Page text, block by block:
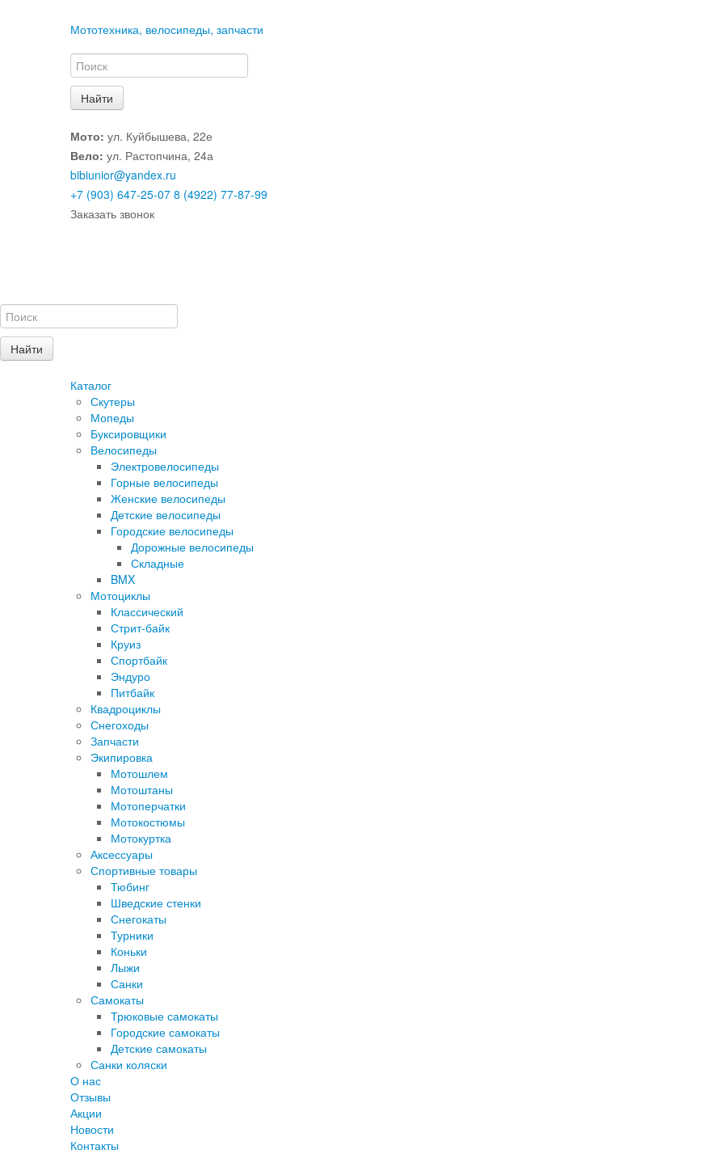
Мототехника, велосипеды, запчасти
Мото: ул. Куйбышева, 22е
Вело: ул. Растопчина, 24а
bibiunior@yandex.ru
+7 (903) 647-25-07 8 (4922) 77-87-99
Заказать звонок
Каталог
Скутеры
Мопеды
Буксировщики
Велосипеды
Электровелосипеды
Горные велосипеды
Женские велосипеды
Детские велосипеды
Городские велосипеды
Дорожные велосипеды
Складные
BMX
Мотоциклы
Классический
Стрит-байк
Круиз
Спортбайк
Эндуро
Питбайк
Квадроциклы
Снегоходы
Запчасти
Экипировка
Мотошлем
Мотоштаны
Мотоперчатки
Мотокостюмы
Мотокуртка
Аксессуары
Спортивные товары
Тюбинг
Шведские стенки
Снегокаты
Турники
Коньки
Лыжи
Санки
Самокаты
Трюковые самокаты
Городские самокаты
Детские самокаты
Санки коляски
О нас
Отзывы
Акции
Новости
Контакты